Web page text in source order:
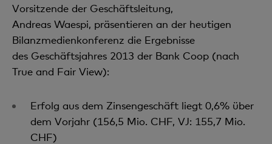
Vorsitzende der Geschäftsleitung,
Andreas Waespi, präsentieren an der heutigen
Bilanzmedienkonferenz die Ergebnisse
des Geschäftsjahres 2013 der Bank Coop (nach
True and Fair View):
Erfolg aus dem Zinsengeschäft liegt 0,6% über
dem Vorjahr (156,5 Mio. CHF, VJ: 155,7 Mio.
CHF)